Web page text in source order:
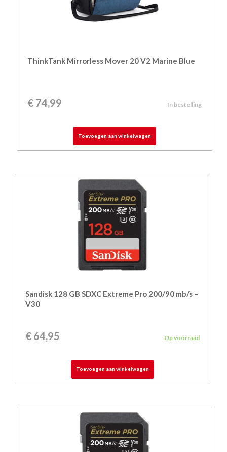
ThinkTank Mirrorless Mover 20 V2 Marine Blue
€74,99 In bestelling
Toevoegen aan winkelwagen
Sandisk 128 GB SDXC Extreme Pro 200/90 mb/s –
V30
€ 64,95 Op voorraad
Toevoegen aan winkelwagen